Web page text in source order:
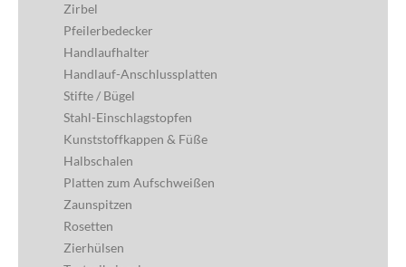
Zirbel
Pfeilerbedecker
Handlaufhalter
Handlauf-Anschlussplatten
Stifte / Bügel
Stahl-Einschlagstopfen
Kunststoffkappen & Füße
Halbschalen
Platten zum Aufschweißen
Zaunspitzen
Rosetten
Zierhülsen